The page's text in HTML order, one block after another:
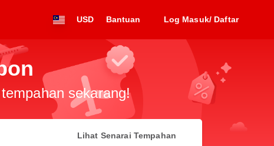
USD Bantuan Log Masuk/ Daftar
sekarang!
Lihat Senarai Tempahan